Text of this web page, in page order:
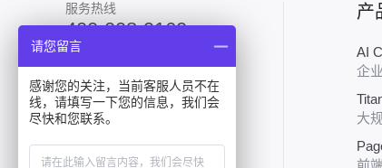
服务热线
400-008-9160
产
AI
企
大
前
请您留言
感谢您的关注，当前客服人员不在
线，请填写一下您的信息，我们会
尽快和您联系。